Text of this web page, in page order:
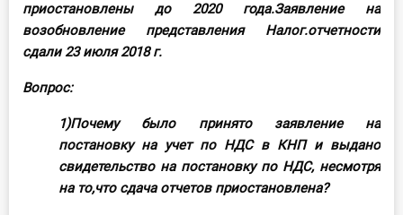
Юридический помощник
Обучение
Тарифы
приостановлены до 2020 года.Заявление на
возобновление представления Налог.отчетности
сдали 23 июля 2018 г.
Вопрос:
1)Почему было принято заявление на
постановку на учет по НДС в КНП и выдано
свидетельство на постановку по НДС, несмотря
на то,что сдача отчетов приостановлена?